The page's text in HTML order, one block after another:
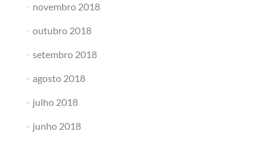
novembro 2018
outubro 2018
setembro 2018
agosto 2018
julho 2018
junho 2018